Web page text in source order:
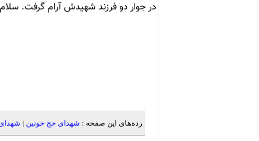
در جوار دو فرزند شهیدش آرام گرفت.
رده‌های این صفحه : شهدای حج خونین |